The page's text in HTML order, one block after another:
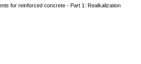
for reinforced concrete - Part 1: Realkalization